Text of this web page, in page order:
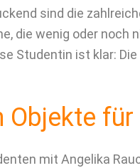
sind die
die wenig oder
Studentin ist klar:
Objekte für
mit Angelika